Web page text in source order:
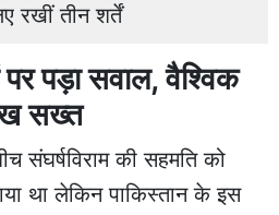
तीन शर्तें
पड़ा सवाल, वैश्विक
सख्त
संघर्षविराम की सहमति को
था लेकिन पाकिस्तान के इस